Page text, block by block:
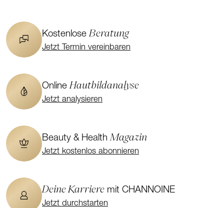
KostenloseBeratung
Jetzt Termin vereinbaren
OnlineHautbildanalyse
Jetzt analysieren
Beauty & HealthMagazin
Jetzt kostenlos abonnieren
Deine Karriere mit CHANNOINE
Jetzt durchstarten